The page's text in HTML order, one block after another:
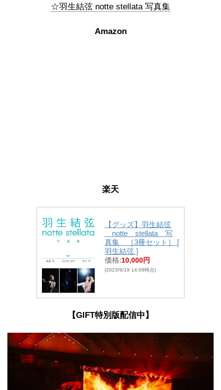
☆羽生結弦 notte stellata 写真集
Amazon
楽天
【グッズ】羽生結弦
notte stellata 写
真集 ［3冊セット］ [
羽生結弦 ]
価格:10,000円
(2023/9/19 14:09時点)
【GIFT特別版配信中 】